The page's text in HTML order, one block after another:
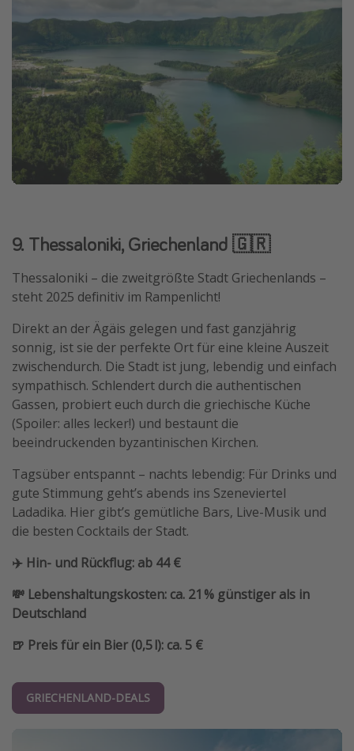
9. Thessaloniki, Griechenland 🇬🇷
Thessaloniki – die zweitgrößte Stadt Griechenlands –
steht 2025 definitiv im Rampenlicht!
Direkt an der Ägäis gelegen und fast ganzjährig
sonnig, ist sie der perfekte Ort für eine kleine Auszeit
zwischendurch. Die Stadt ist jung, lebendig und einfach
sympathisch. Schlendert durch die authentischen
Gassen, probiert euch durch die griechische Küche
(Spoiler: alles lecker!) und bestaunt die
beeindruckenden byzantinischen Kirchen.
Tagsüber entspannt – nachts lebendig: Für Drinks und
gute Stimmung geht’s abends ins Szeneviertel
Ladadika. Hier gibt’s gemütliche Bars, Live-Musik und
die besten Cocktails der Stadt.
✈️ Hin- und Rückflug: ab 44 €
💸 Lebenshaltungskosten: ca. 21 % günstiger als in
Deutschland
🍺 Preis für ein Bier (0,5 l): ca. 5 €
GRIECHENLAND-DEALS